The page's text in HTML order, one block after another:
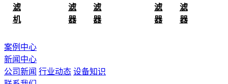
滤
机
滤
器
滤
器
滤
器
滤
器
案例中心
新闻中心
公司新闻 行业动态 设备知识